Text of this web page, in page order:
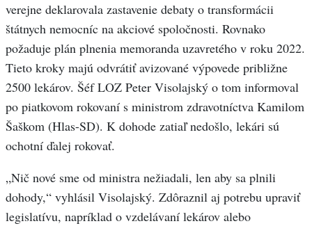
verejne deklarovala zastavenie debaty o transformácii
štátnych nemocníc na akciové spoločnosti. Rovnako
požaduje plán plnenia memoranda uzavretého v roku 2022.
Tieto kroky majú odvrátiť avizované výpovede približne
2500 lekárov. Šéf LOZ Peter Visolajský o tom informoval
po piatkovom rokovaní s ministrom zdravotníctva Kamilom
Šaškom (Hlas-SD). K dohode zatiaľ nedošlo, lekári sú
ochotní ďalej rokovať.
„Nič nové sme od ministra nežiadali, len aby sa plnili
dohody,“ vyhlásil Visolajský. Zdôraznil aj potrebu upraviť
legislatívu, napríklad o vzdelávaní lekárov alebo